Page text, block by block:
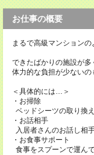
お仕事の概要
まるで高級マンション
できたばかりの施設が多
体力的な負担が少ないの
＜具体的には…＞
・お掃除
ベッドシーツの取り換
・お話相手
入居者さんのお話し相
・お食事サポート
食事をスプーンで運ん